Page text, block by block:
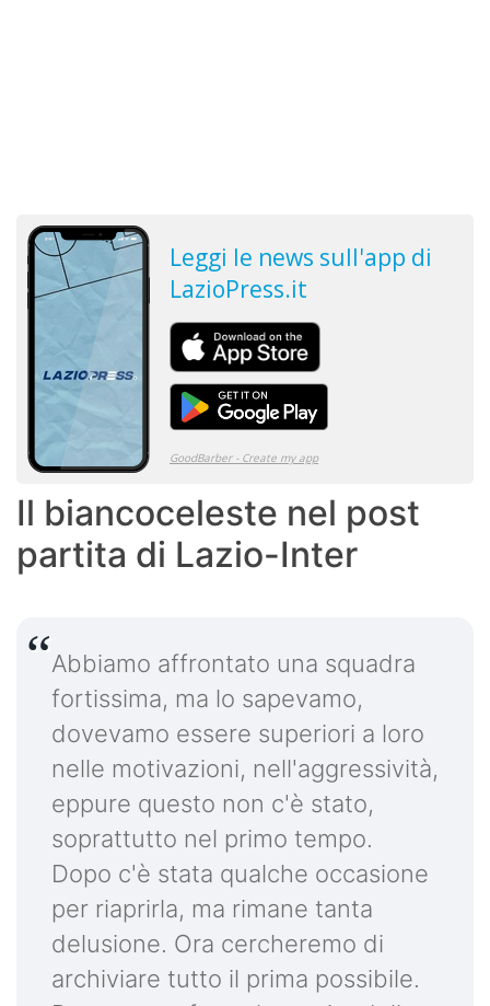
Il biancoceleste nel post
partita di Lazio-Inter
Abbiamo affrontato una squadra
fortissima, ma lo sapevamo,
dovevamo essere superiori a loro
nelle motivazioni, nell'aggressività,
eppure questo non c'è stato,
soprattutto nel primo tempo.
Dopo c'è stata qualche occasione
per riaprirla, ma rimane tanta
delusione. Ora cercheremo di
archiviare tutto il prima possibile.